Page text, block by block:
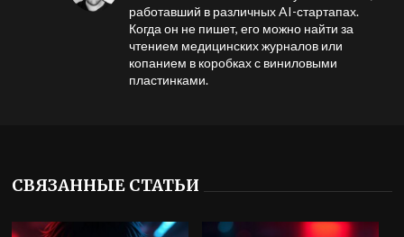
работавший в различных AI-стартапах.
Когда он не пишет, его можно найти за
чтением медицинских журналов или
копанием в коробках с виниловыми
пластинками.
СВЯЗАННЫЕ СТАТЬИ